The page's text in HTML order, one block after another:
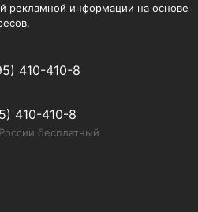
рекламной информации на основе
410-410-8
410-410-8
бесплатный